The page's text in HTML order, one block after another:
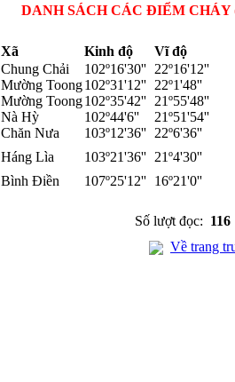
DANH SÁCH CÁC ĐIỂM CHÁY
Xã Kinh độ
Vĩ độ
Chung Chải 102º16'30'' 22º16'12''
Mường Toong102º31'12'' 22º1'48''
Mường Toong102º35'42'' 21º55'48''
Nà Hỳ 102º44'6''
21º51'54''
Chăn Nưa 103º12'36'' 22º6'36''
Háng Lìa 103º21'36'' 21º4'30''
Bình Điền 107º25'12'' 16º21'0''
Số lượt đọc: 116
Về trang